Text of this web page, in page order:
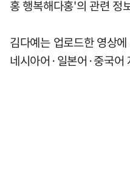
홍 행복해다홍'의 관련 정
김다예는 업로드한 영상
네시아어·일본어·중국어